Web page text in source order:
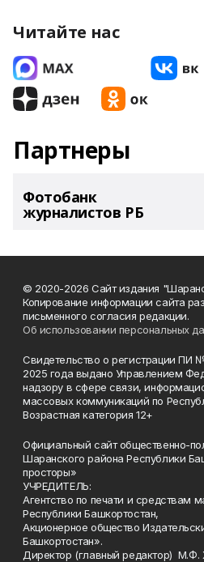
Читайте нас
Партнеры
Фотобанк
журналистов РБ
© 2020-2026 Сайт издания
Копирование информации сайта
письменного согласия редакции.
Об использовании персональных
Свидетельство о регистрации ПИ
2025 года выдано Управлением
надзору в сфере связи,
массовых коммуникаций по
Возрастная категория 12+
Официальный сайт общественно-
Шаранского района Республики
просторы»
УЧРЕДИТЕЛЬ:
Агентство по печати и средствам
Республики Башкортостан,
Акционерное общество
Башкортостан».
Директор (главный редактор) М.Ф.